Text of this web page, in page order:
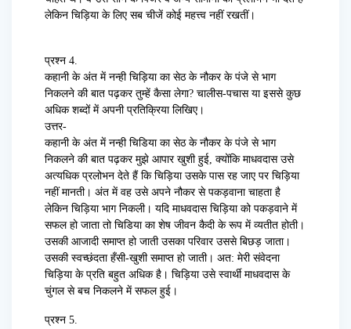
लेकिन चिड़िया के लिए सब चीजें कोई महत्त्व नहीं रखतीं।
प्रश्न 4.
कहानी के अंत में नन्ही चिड़िया का सेठ के नौकर के पंजे से भाग
निकलने की बात पढ़कर तुम्हें कैसा लेगा? चालीस-पचास या इससे कुछ
अधिक शब्दों में अपनी प्रतिक्रिया लिखिए।
उत्तर-
कहानी के अंत में नन्ही चिडिया का सेठ के नौकर के पंजे से भाग
निकलने की बात पढ़कर मुझे आपार खुशी हुई, क्योंकि माधवदास उसे
अत्यधिक प्रलोभन देते हैं कि चिड़िया उसके पास रह जाए पर चिड़िया
नहीं मानती। अंत में वह उसे अपने नौकर से पकड़वाना चाहता है
लेकिन चिड़िया भाग निकली। यदि माधवदास चिड़िया को पकड़वाने में
सफल हो जाता तो चिडिया का शेष जीवन कैदी के रूप में व्यतीत होती।
उसकी आजादी समाप्त हो जाती उसका परिवार उससे बिछड़ जाता।
उसकी स्वच्छंदता हँसी-खुशी समाप्त हो जाती। अत: मेरी संवेदना
चिड़िया के प्रति बहुत अधिक है। चिड़िया उसे स्वार्थी माधवदास के
चुंगल से बच निकलने में सफल हुई।
प्रश्न 5.